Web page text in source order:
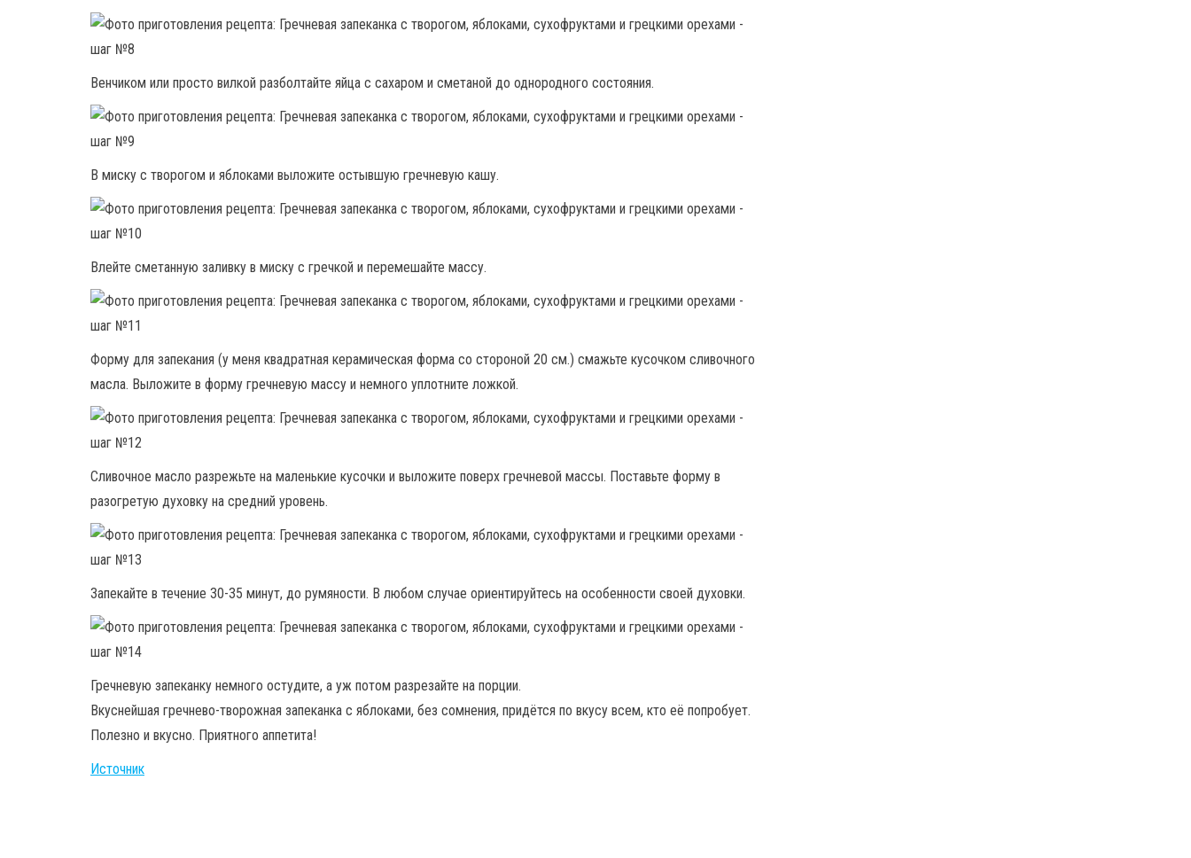
Венчиком или просто вилкой разболтайте яйца с сахаром и сметаной до однородного состояния.
В миску с творогом и яблоками выложите остывшую гречневую кашу.
Влейте сметанную заливку в миску с гречкой и перемешайте массу.
Форму для запекания (у меня квадратная керамическая форма со стороной 20 см.) смажьте кусочком сливочного
масла. Выложите в форму гречневую массу и немного уплотните ложкой.
Сливочное масло разрежьте на маленькие кусочки и выложите поверх гречневой массы. Поставьте форму в
разогретую духовку на средний уровень.
Запекайте в течение 30-35 минут, до румяности. В любом случае ориентируйтесь на особенности своей духовки.
Гречневую запеканку немного остудите, а уж потом разрезайте на порции.
Вкуснейшая гречнево-творожная запеканка с яблоками, без сомнения, придётся по вкусу всем, кто её попробует.
Полезно и вкусно. Приятного аппетита!
Источник